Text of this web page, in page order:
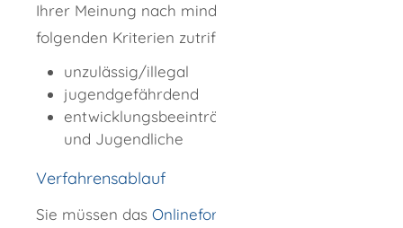
Ihrer Meinung nach mindestens eines der
folgenden Kriterien zutrifft:
unzulässig/illegal
jugendgefährdend
entwicklungsbeeinträchtigend für Kinder
und Jugendliche
Verfahrensablauf
Sie müssen das Onlineformular